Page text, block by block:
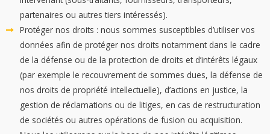
partenaires ou autres tiers intéressés).
Protéger nos droits : nous sommes susceptibles d’utiliser vos
données afin de protéger nos droits notamment dans le cadre
de la défense ou de la protection de droits et d’intérêts légaux
(par exemple le recouvrement de sommes dues, la défense de
nos droits de propriété intellectuelle), d’actions en justice, la
gestion de réclamations ou de litiges, en cas de restructuration
de sociétés ou autres opérations de fusion ou acquisition.